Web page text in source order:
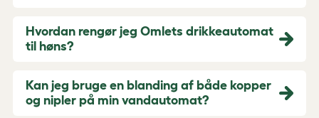
Hvordan rengør jeg Omlets drikkeautomat
til høns?
Kan jeg bruge en blanding af både kopper
og nipler på min vandautomat?